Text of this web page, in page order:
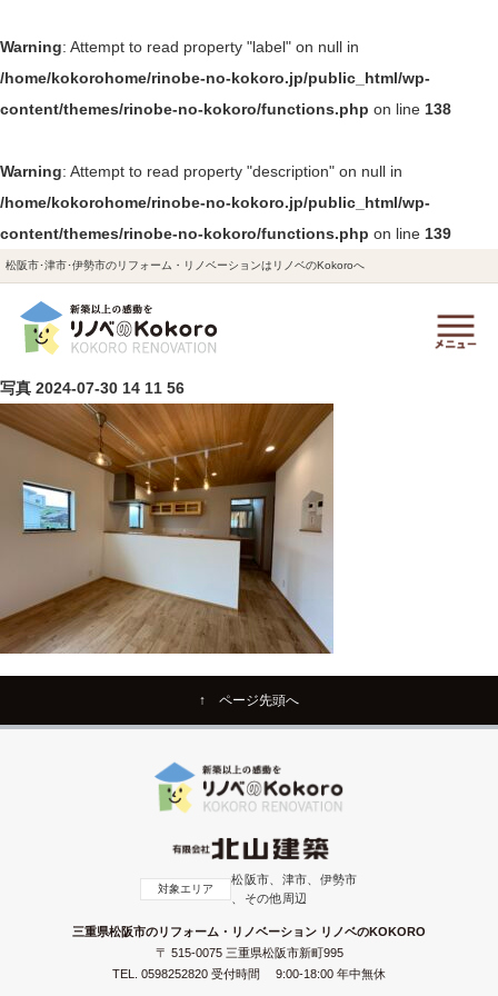
Warning: Attempt to read property "label" on null in
/home/kokorohome/rinobe-no-kokoro.jp/public_html/wp-
content/themes/rinobe-no-kokoro/functions.php on line 138
Warning: Attempt to read property "description" on null in
/home/kokorohome/rinobe-no-kokoro.jp/public_html/wp-
content/themes/rinobe-no-kokoro/functions.php on line 139
松阪市･津市･伊勢市のリフォーム・リノベーションはリノベのKokoroへ
写真 2024-07-30 14 11 56
↑ ページ先頭へ
対象エリア
松阪市、津市、伊勢市
、その他周辺
三重県松阪市のリフォーム・リノベーション リノベのKOKORO
〒 515-0075 三重県松阪市新町995
TEL. 0598252820 受付時間 9:00-18:00 年中無休